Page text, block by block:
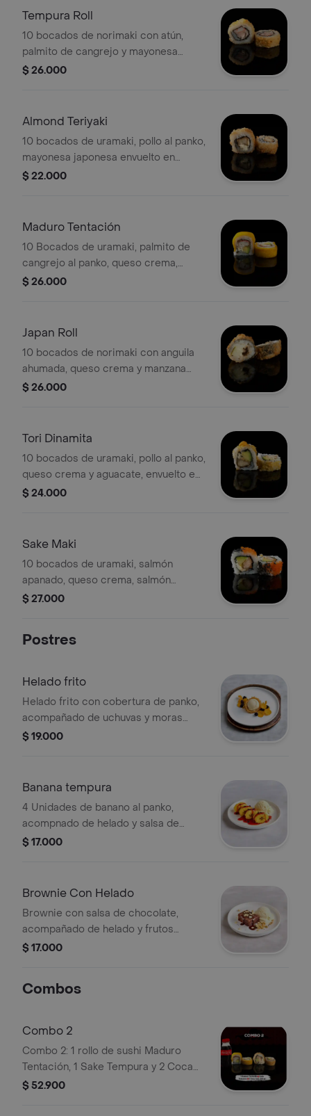
Tempura Roll
10 bocados de norimaki con atún,
palmito de cangrejo y mayonesa
japonesa, cubiertos de tempura.
$ 26.000
Almond Teriyaki
10 bocados de uramaki, pollo al panko,
mayonesa japonesa envuelto en
frutos secos.
$ 22.000
Maduro Tentación
10 Bocados de uramaki, palmito de
cangrejo al panko, queso crema,
aguacate, cubierto de queso
$ 26.000
Japan Roll
10 bocados de norimaki con anguila
ahumada, queso crema y manzana
verde.
$ 26.000
Tori Dinamita
10 bocados de uramaki, pollo al panko,
queso crema y aguacate, envuelto en
nachos.
$ 24.000
Sake Maki
10 bocados de uramaki, salmón
apanado, queso crema, salmón
ahumado y aguacate envuelto en
$ 27.000
Postres
Helado frito
Helado frito con cobertura de panko,
acompañado de uchuvas y moras
caramelizadas.
$ 19.000
Banana tempura
4 Unidades de banano al panko,
acompnado de helado y salsa de
fruta.
$ 17.000
Brownie Con Helado
Brownie con salsa de chocolate,
acompañado de helado y frutos
secos.
$ 17.000
Combos
Combo 2
Combo 2: 1 rollo de sushi Maduro
Tentación, 1 Sake Tempura y 2 Coca
Cola de 250 ml.
$ 52.900